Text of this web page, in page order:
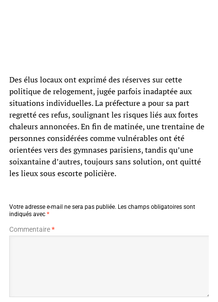
Des élus locaux ont exprimé des réserves sur cette
politique de relogement, jugée parfois inadaptée aux
situations individuelles. La préfecture a pour sa part
regretté ces refus, soulignant les risques liés aux fortes
chaleurs annoncées. En fin de matinée, une trentaine de
personnes considérées comme vulnérables ont été
orientées vers des gymnases parisiens, tandis qu’une
soixantaine d’autres, toujours sans solution, ont quitté
les lieux sous escorte policière.
Votre adresse e-mail ne sera pas publiée. Les champs obligatoires sont
indiqués avec *
Commentaire*